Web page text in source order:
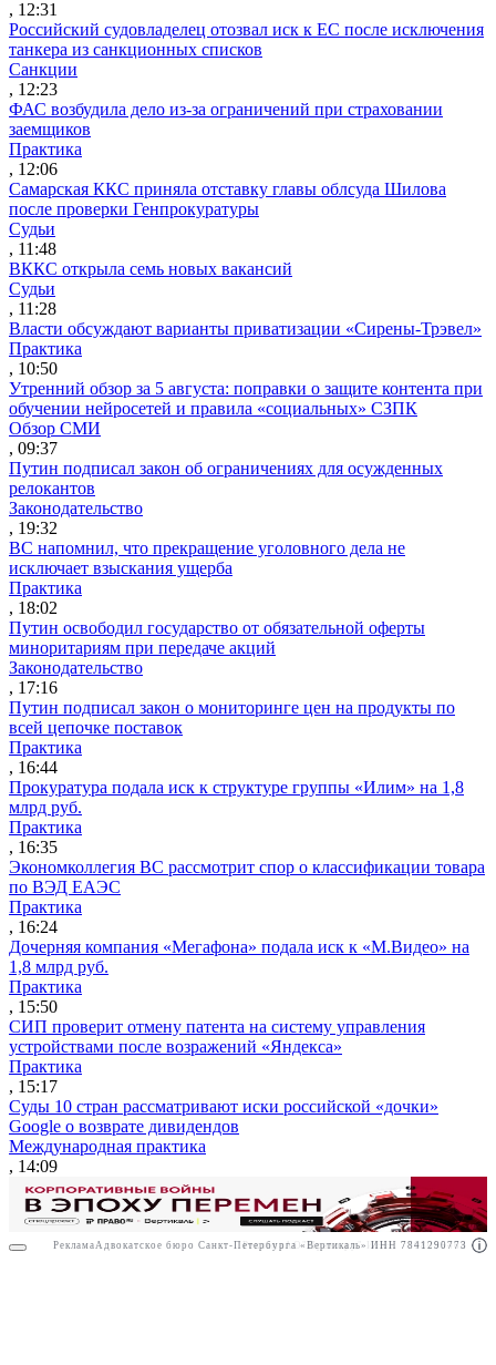
Реклама АО"Право.ру" ИНН: 7708095468
, 12:31
Российский судовладелец отозвал иск к ЕС после исключения
танкера из санкционных списков
Санкции
, 12:23
ФАС возбудила дело из-за ограничений при страховании
заемщиков
Практика
, 12:06
Самарская ККС приняла отставку главы облсуда Шилова
после проверки Генпрокуратуры
Судьи
, 11:48
ВККС открыла семь новых вакансий
Судьи
, 11:28
Власти обсуждают варианты приватизации «Сирены-Трэвел»
Практика
, 10:50
Утренний обзор за 5 августа: поправки о защите контента при
обучении нейросетей и правила «социальных» СЗПК
Обзор СМИ
, 09:37
Путин подписал закон об ограничениях для осужденных
релокантов
Законодательство
, 19:32
ВС напомнил, что прекращение уголовного дела не
исключает взыскания ущерба
Практика
, 18:02
Путин освободил государство от обязательной оферты
миноритариям при передаче акций
Законодательство
, 17:16
Путин подписал закон о мониторинге цен на продукты по
всей цепочке поставок
Практика
, 16:44
Прокуратура подала иск к структуре группы «Илим» на 1,8
млрд руб.
Практика
, 16:35
Экономколлегия ВС рассмотрит спор о классификации товара
по ВЭД ЕАЭС
Практика
, 16:24
Дочерняя компания «Мегафона» подала иск к «М.Видео» на
1,8 млрд руб.
Практика
, 15:50
СИП проверит отмену патента на систему управления
устройствами после возражений «Яндекса»
Практика
, 15:17
Суды 10 стран рассматривают иски российской «дочки»
Google о возврате дивидендов
Международная практика
, 14:09
Реклама Адвокатское бюро Санкт-Петербурга «Вертикаль» ИНН 7841290773